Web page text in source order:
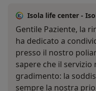
Isola life center -
Gentile Paziente, la
ha dedicato a
presso il nostro
sapere che il
gradimento: la
sempre la nostra